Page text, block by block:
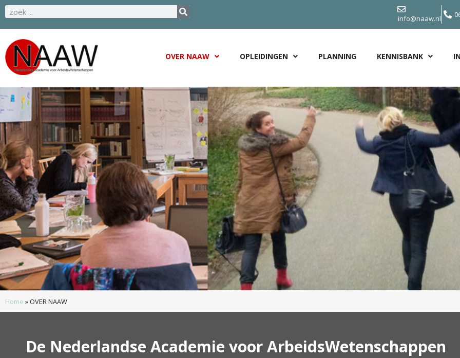
info@naaw.nl
OVER NAAW OPLEIDINGEN PLANNING KENNISBANK
Home » OVER NAAW
De Nederlandse Academie voor ArbeidsWetenschappen